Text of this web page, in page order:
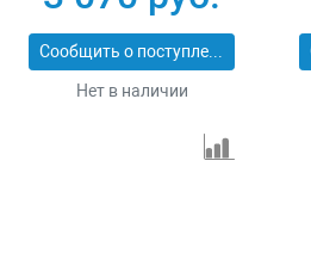
Сообщить о поступлении
Нет в наличии